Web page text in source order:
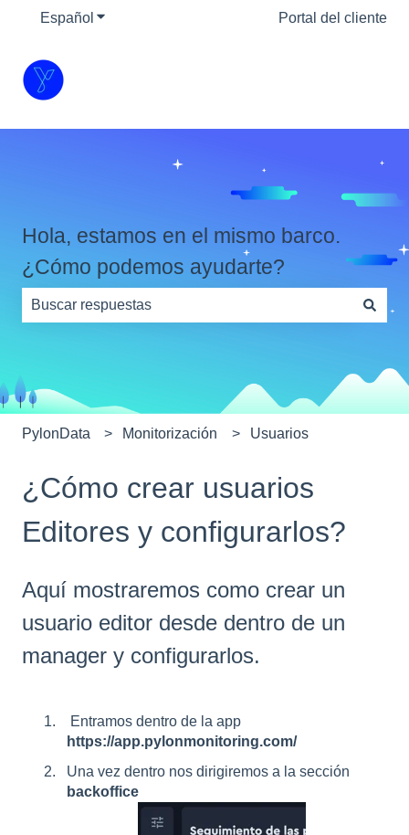
Español Traducciones de Mostrar submenú de
Portal del cliente
Hola, estamos en el mismo barco.
¿Cómo podemos ayudarte?
PylonData Monitorización Usuarios
¿Cómo crear usuarios
Editores y configurarlos?
Aquí mostraremos como crear un
usuario editor desde dentro de un
manager y configurarlos.
Entramos dentro de la app
https://app.pylonmonitoring.com/
Una vez dentro nos dirigiremos a la sección
backoffice